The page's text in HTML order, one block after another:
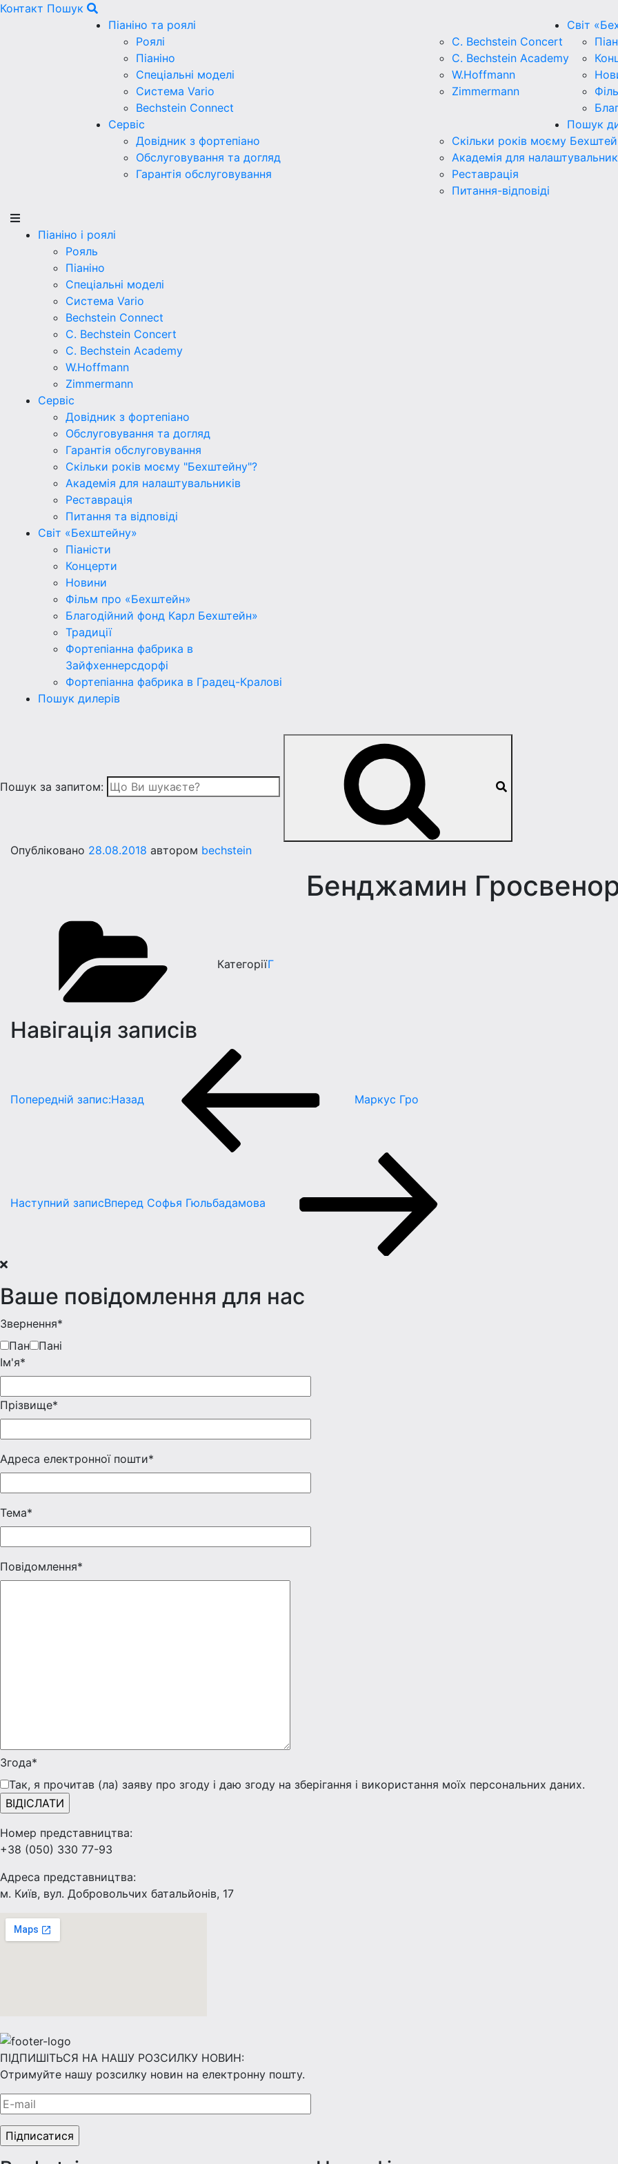
Контакт Пошук
Піаніно та роялі
Роялі
Піаніно
Спеціальні моделі
Система Vario
Bechstein Connect
C. Bechstein Concert
C. Bechstein Academy
W.Hoffmann
Zimmermann
Сервіс
Довідник з фортепіано
Обслуговування та догляд
Гарантія обслуговування
Скільки років моєму
Академія для
Реставрація
Питання-відповіді
Світ
Пошук
Піаніно і роялі
Рояль
Піаніно
Спеціальні моделі
Система Vario
Bechstein Connect
C. Bechstein Concert
C. Bechstein Academy
W.Hoffmann
Zimmermann
Сервіс
Довідник з фортепіано
Обслуговування та догляд
Гарантія обслуговування
Скільки років моєму "Бехштейну"?
Академія для налаштувальників
Реставрація
Питання та відповіді
Світ «Бехштейну»
Піаністи
Концерти
Новини
Фільм про «Бехштейн»
Благодійний фонд Карл Бехштейн»
Традиції
Фортепіанна фабрика в
Зайфхеннерсдорфi
Фортепіанна фабрика в Градец-Краловi
Пошук дилерів
Пошук за запитом:
Опубліковано 28.08.2018 автором bechstein
Бенджамин
КатегоріїГ
Навігація записів
Попередній запис:Назад Маркус Гро
Наступний записВперед Софья Гюльбадамова
Ваше повідомлення для нас
Звернення*
Пан
Пані
Iм'я*
Прізвище*
Адреса електронної пошти*
Тема*
Повідомлення*
Згода*
Так, я прочитав (ла) заяву про згоду і даю згоду на зберігання і використання моїх персональних даних.
Номер представництва:
+38 (050) 330 77-93
Адреса представництва:
м. Київ, вул. Добровольчих батальйонів, 17
ПІДПИШІТЬСЯ НА НАШУ РОЗСИЛКУ НОВИН:
Отримуйте нашу розсилку новин на електронну пошту.